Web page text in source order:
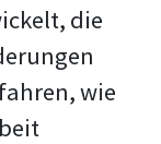
die
wie